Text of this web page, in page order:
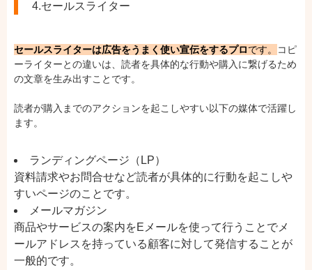
4.セールスライター
セールスライターは広告をうまく使い宣伝をするプロです。
コピ
ーライターとの違いは、読者を具体的な行動や購入に繋げるため
の文章を生み出すことです。
読者が購入までのアクションを起こしやすい以下の媒体で活躍し
ます。
ランディングページ（LP）
資料請求やお問合せなど読者が具体的に行動を起こしや
すいページのことです。
メールマガジン
商品やサービスの案内をEメールを使って行うことでメ
ールアドレスを持っている顧客に対して発信することが
一般的です。